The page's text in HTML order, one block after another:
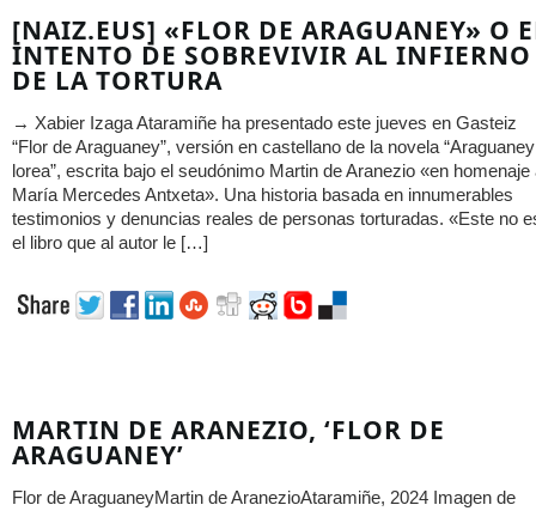
[NAIZ.EUS] «FLOR DE ARAGUANEY» O
INTENTO DE SOBREVIVIR AL INFIERNO
DE LA TORTURA
→ Xabier Izaga Ataramiñe ha presentado este jueves en Gasteiz
“Flor de Araguaney”, versión en castellano de la novela “Araguaney
lorea”, escrita bajo el seudónimo Martin de Aranezio «en homenaje
María Mercedes Antxeta». Una historia basada en innumerables
testimonios y denuncias reales de personas torturadas. «Este no
el libro que al autor le […]
MARTIN DE ARANEZIO, ‘FLOR DE
ARAGUANEY’
Flor de AraguaneyMartin de AranezioAtaramiñe, 2024 Imagen de